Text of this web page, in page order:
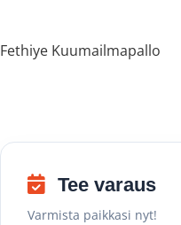
Fethiye Kuumailmapallo
Tee varaus
Varmista paikkasi nyt!